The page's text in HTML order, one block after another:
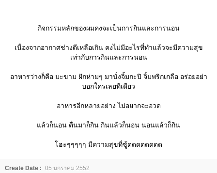
กิจกรรมหลักของผมคงจะเป็นการกินและการนอน
เนื่องจากอากาศช่างดีเหลือเกิน คงไม่มีอะไรที่ทำแล้วจะมีความสุข
เท่ากับการกินและการนอน
อาหารว่างก็คือ มะขาม ฝักห่ามๆ มานั่งจิ้มกะปิ จิ้มพริกเกลือ อร่อยอย่า
บอกใครเลยทีเดียว
อาหารอีกหลายอย่าง ไม่อยากจะอวด
ล้วก็นอน ตื่นมาก็กิน กินแล้วก็นอน นอนแล้วก็กิน
ฮะๆๆๆๆๆ มีความสุขที่ซู้ดดดดดดดด
Create Date : 05 มกราคม 2552